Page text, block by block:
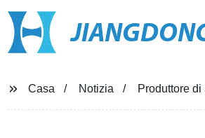
Casa Notizia Produttore